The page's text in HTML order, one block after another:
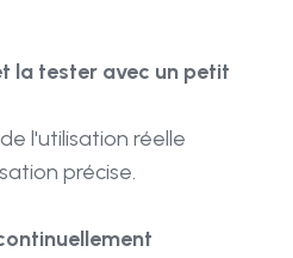
la tester avec un petit
l'utilisation réelle
précise.